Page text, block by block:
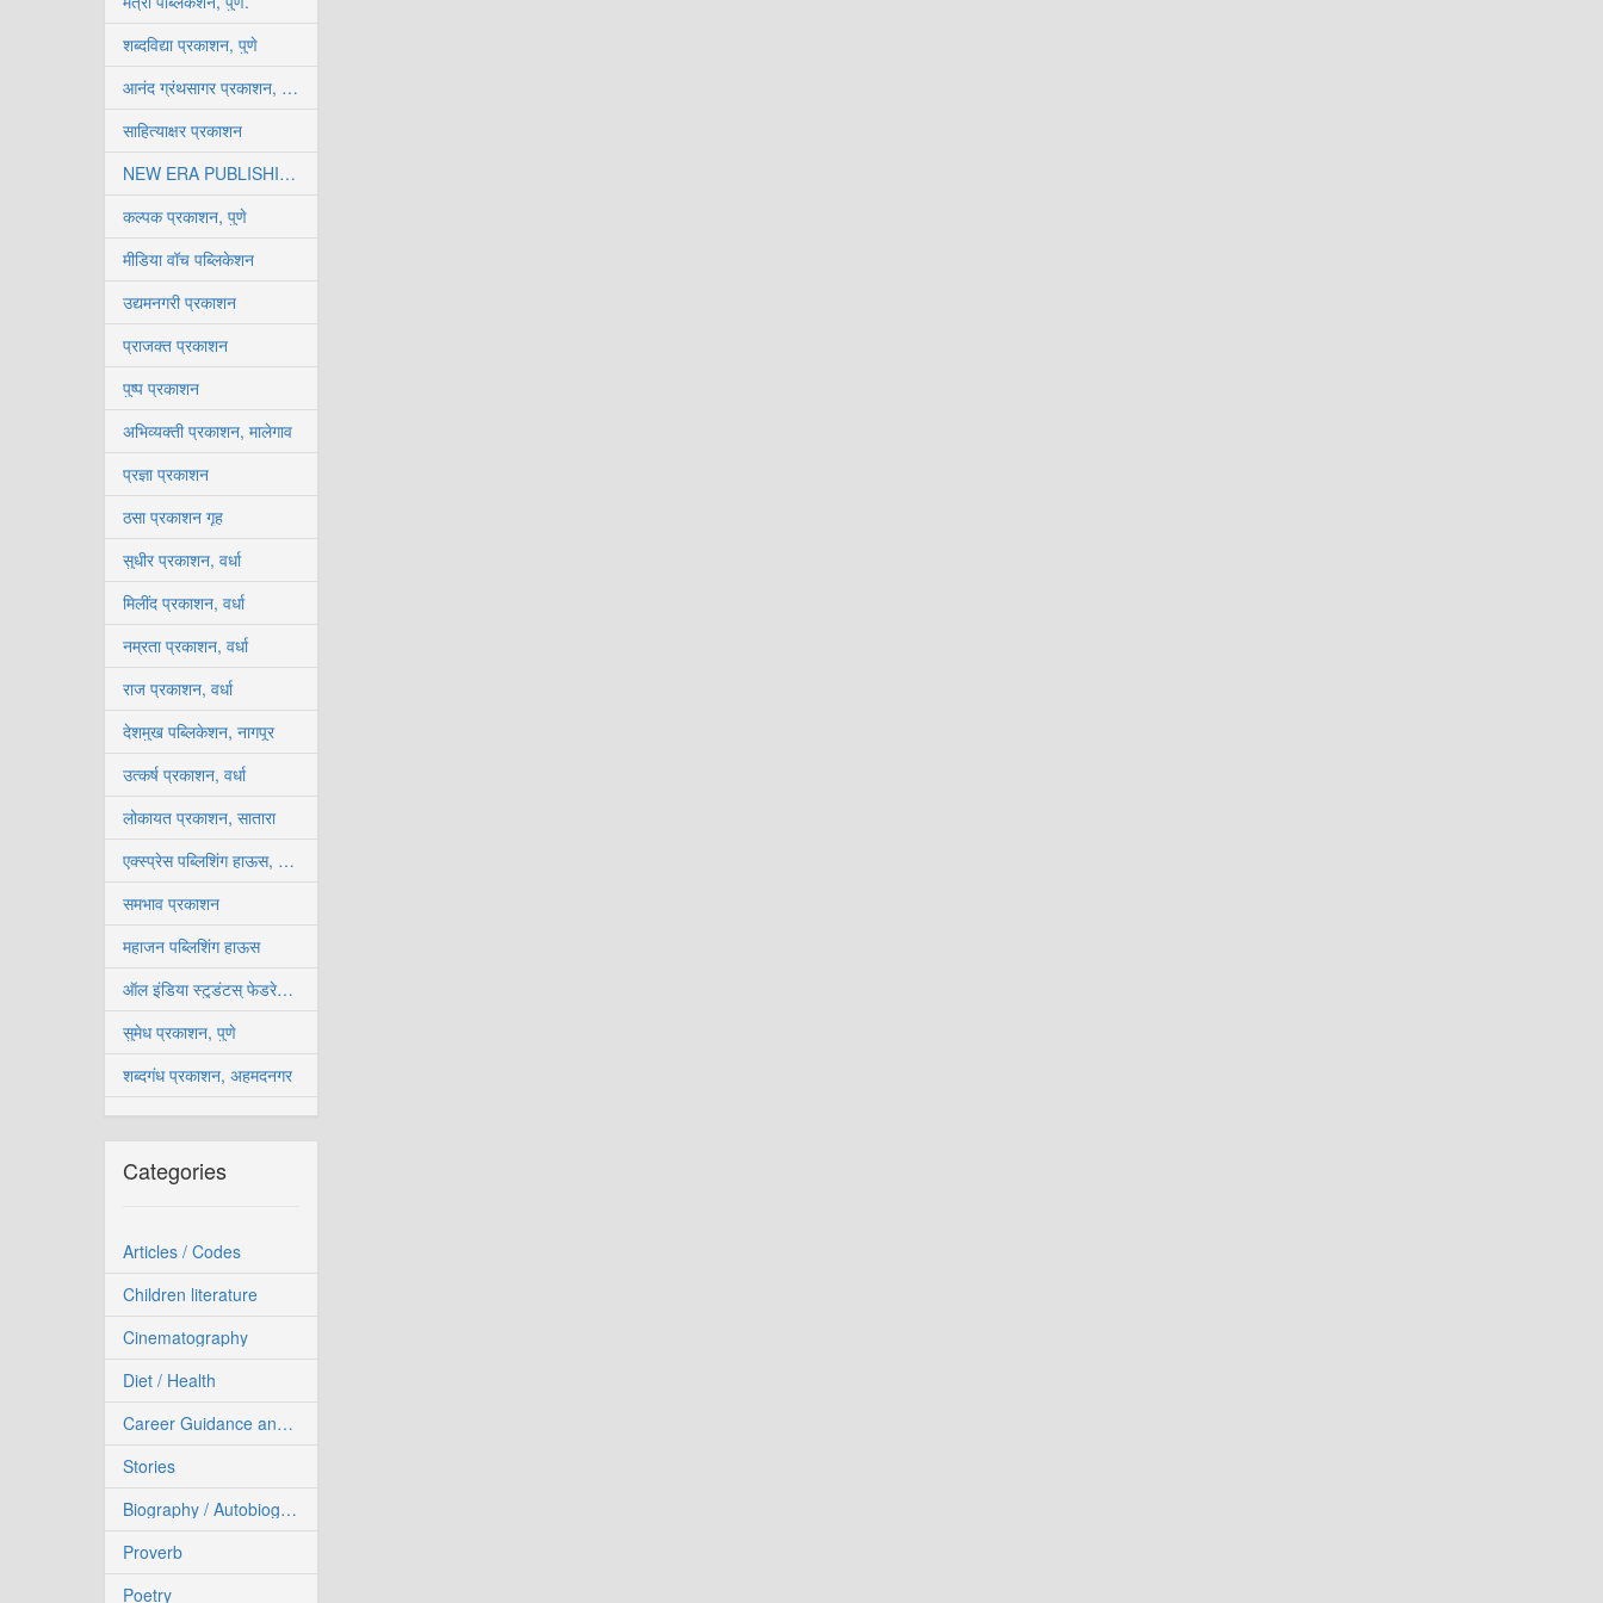
शब्दविद्या प्रकाशन, पुणे
आनंद ग्रंथसागर प्रकाशन, कोल्हापूर
साहित्याक्षर प्रकाशन
NEW ERA PUBLISHING HOUSE
कल्पक प्रकाशन, पुणे
मीडिया वॉच पब्लिकेशन
उद्यमनगरी प्रकाशन
प्राजक्त प्रकाशन
पुष्प प्रकाशन
अभिव्यक्ती प्रकाशन, मालेगाव
प्रज्ञा प्रकाशन
ठसा प्रकाशन गृह
सुधीर प्रकाशन, वर्धा
मिलींद प्रकाशन, वर्धा
नम्रता प्रकाशन, वर्धा
राज प्रकाशन, वर्धा
देशमुख पब्लिकेशन, नागपूर
उत्कर्ष प्रकाशन, वर्धा
लोकायत प्रकाशन, सातारा
एक्स्प्रेस पब्लिशिंग हाऊस, कोल्हापूर
समभाव प्रकाशन
महाजन पब्लिशिंग हाऊस
ऑल इंडिया स्टुडंटस् फेडरेशन, कोल्हापूर
सुमेध प्रकाशन, पुणे
शब्दगंध प्रकाशन, अहमदनगर
Categories
Articles / Codes
Children literature
Cinematography
Diet / Health
Career Guidance and Competitive Exam
Stories
Biography / Autobiography
Proverb
Poetry